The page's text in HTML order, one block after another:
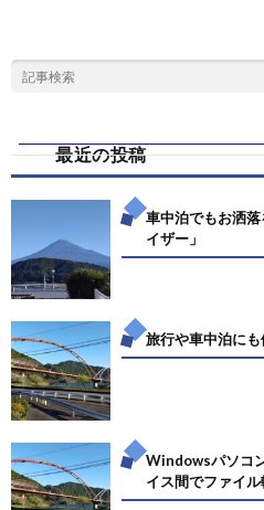
最近の投稿
車中泊でもお洒
イザー」
旅行や車中泊に
Windowsパソコ
イス間でファイ